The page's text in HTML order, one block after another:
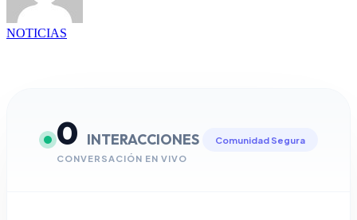
NOTICIAS
0 INTERACCIONES
CONVERSACIÓN EN VIVO
Comunidad Segura